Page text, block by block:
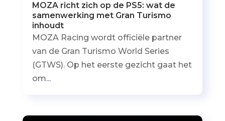
MOZA richt zich op de PS5: wat de
samenwerking met Gran Turismo
inhoudt
MOZA Racing wordt officiële partner
van de Gran Turismo World Series
(GTWS). Op het eerste gezicht gaat het
om...